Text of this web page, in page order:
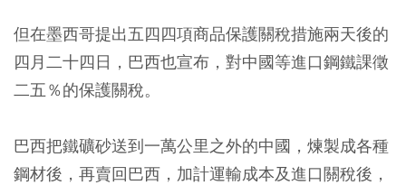
但在墨西哥提出五四四項商品保護關稅措施兩天後的
四月二十四日，巴西也宣布，對中國等進口鋼鐵課徵
二五％的保護關稅。
巴西把鐵礦砂送到一萬公里之外的中國，煉製成各種
鋼材後，再賣回巴西，加計運輸成本及進口關稅後，